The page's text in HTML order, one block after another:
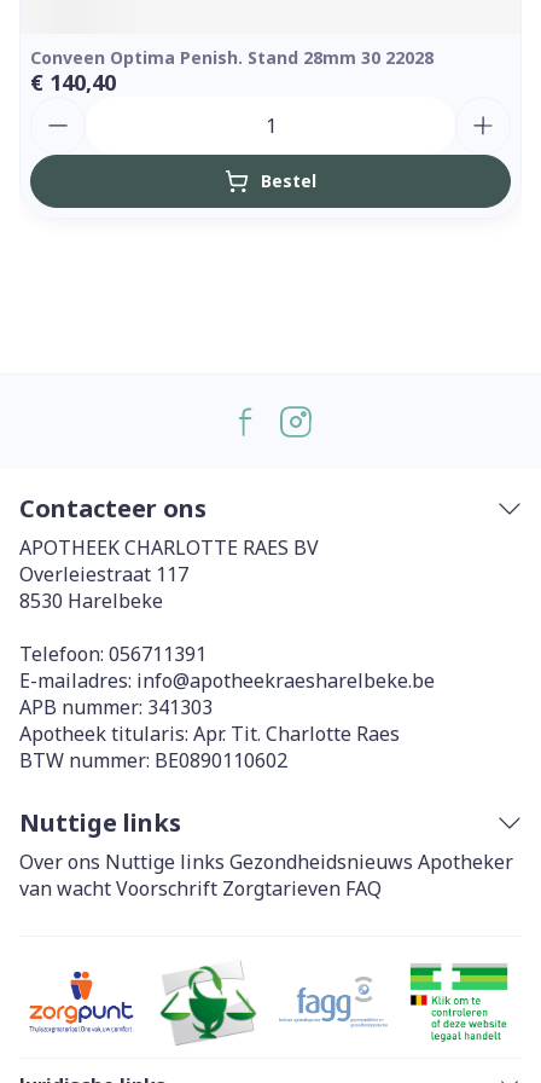
Conveen Optima Penish. Stand 28mm 30 22028
€ 140,40
Bestel
Contacteer ons
APOTHEEK CHARLOTTE RAES BV
Overleiestraat 117
8530 Harelbeke
Telefoon: 056711391
E-mailadres: info@apotheekraesharelbeke.be
APB nummer: 341303
Apotheek titularis: Apr. Tit. Charlotte Raes
BTW nummer: BE0890110602
Nuttige links
Over ons Nuttige links Gezondheidsnieuws Apotheker
van wachtVoorschrift Zorgtarieven FAQ